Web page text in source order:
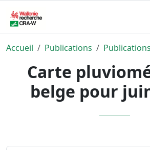
Accueil Publications Publications
Carte
belge pour